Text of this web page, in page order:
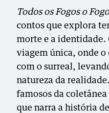
Todos os Fogos o
contos que explora
morte e a identidade.
viagem única, onde
com o surreal,
natureza da
famosos da
que narra a história